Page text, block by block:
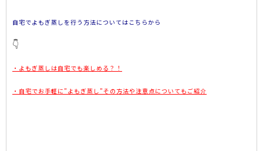
自宅でよもぎ蒸しを行う方法についてはこちらから
👇
・よもぎ蒸しは自宅でも楽しめる？！
・自宅でお手軽に”よもぎ蒸し”その方法や注意点についてもご紹介